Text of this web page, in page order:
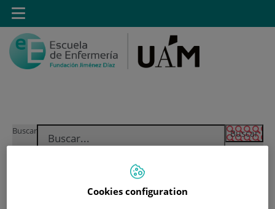
Saltar al contenido
SaltarBuscar
Toggle
navigation
ESTUDIANTES MATRICULADOS EN GRADO EN
Cookies configuration